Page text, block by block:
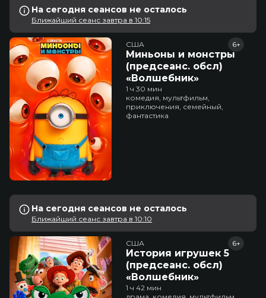
На сегодня сеансов не осталось
Ближайший сеанс завтра в 10:15
США
Миньоны и монстры
(предсеанс. обсл)
«Волшебник»
6+
1 ч 30 мин
комедия, мультфильм,
приключения, семейный,
фантастика
На сегодня сеансов не осталось
Ближайший сеанс завтра в 10:10
США
История игрушек 5
(предсеанс. обсл)
«Волшебник»
6+
1 ч 42 мин
драма, комедия, мультфильм,